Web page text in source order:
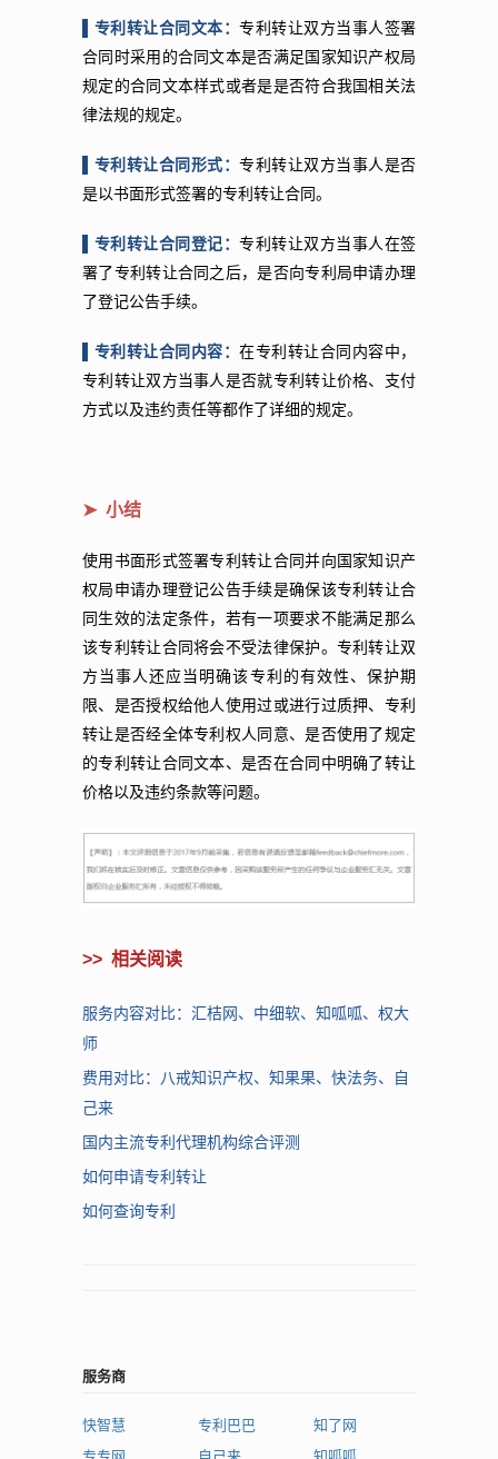
▌​专利转让合同文本： 专利转让双方当事人签署
合同时采用的合同文本是否满足国家知识产权局
规定的合同文本样式或者是是否符合我国相关法
律法规的规定。
▌专利转让合同形式： 专利转让双方当事人是否
是以书面形式签署的专利转让合同。
▌专利转让合同登记： 专利转让双方当事人在签
署了专利转让合同之后，是否向专利局申请办理
了登记公告手续。
▌专利转让合同内容： 在专利转让合同内容中，
专利转让双方当事人是否就专利转让价格、支付
方式以及违约责任等都作了详细的规定。
➤ ​小结
使用书面形式签署专利转让合同并向国家知识产
权局申请办理登记公告手续是确保该专利转让合
同生效的法定条件，若有一项要求不能满足那么
该专利转让合同将会不受法律保护。专利转让双
方当事人还应当明确该专利的有效性、保护期
限、是否授权给他人使用过或进行过质押、专利
转让是否经全体专利权人同意、是否使用了规定
的专利转让合同文本、是否在合同中明确了转让
价格以及违约条款等问题。
>> 相关阅读
服务内容对比：汇桔网、中细软、知呱呱、权大
师
费用对比：八戒知识产权、知果果、快法务、自
己来
国内主流专利代理机构综合评测
如何申请专利转让
如何查询专利
服务商
快智慧 专利巴巴
知了网